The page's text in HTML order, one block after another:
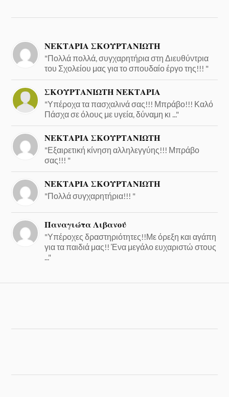
ΝΕΚΤΑΡΙΑ ΣΚΟΥΡΤΑΝΙΩΤΗ
"Πολλά πολλά, συγχαρητήρια στη Διευθύντρια
του Σχολείου μας για το σπουδαίο έργο της!!! "
ΣΚΟΥΡΤΑΝΙΩΤΗ ΝΕΚΤΑΡΙΑ
"Υπέροχα τα πασχαλινά σας!!! Μπράβο!!! Καλό
Πάσχα σε όλους με υγεία, δύναμη κι ..."
ΝΕΚΤΑΡΙΑ ΣΚΟΥΡΤΑΝΙΩΤΗ
"Εξαιρετική κίνηση αλληλεγγύης!!! Μπράβο
σας!!! "
ΝΕΚΤΑΡΙΑ ΣΚΟΥΡΤΑΝΙΩΤΗ
"Πολλά συγχαρητήρια!!! "
Παναγιώτα Λιβανού
"Υπέροχες δραστηριότητες!!Με όρεξη και αγάπη
για τα παιδιά μας!! Ένα μεγάλο ευχαριστώ στους
..."